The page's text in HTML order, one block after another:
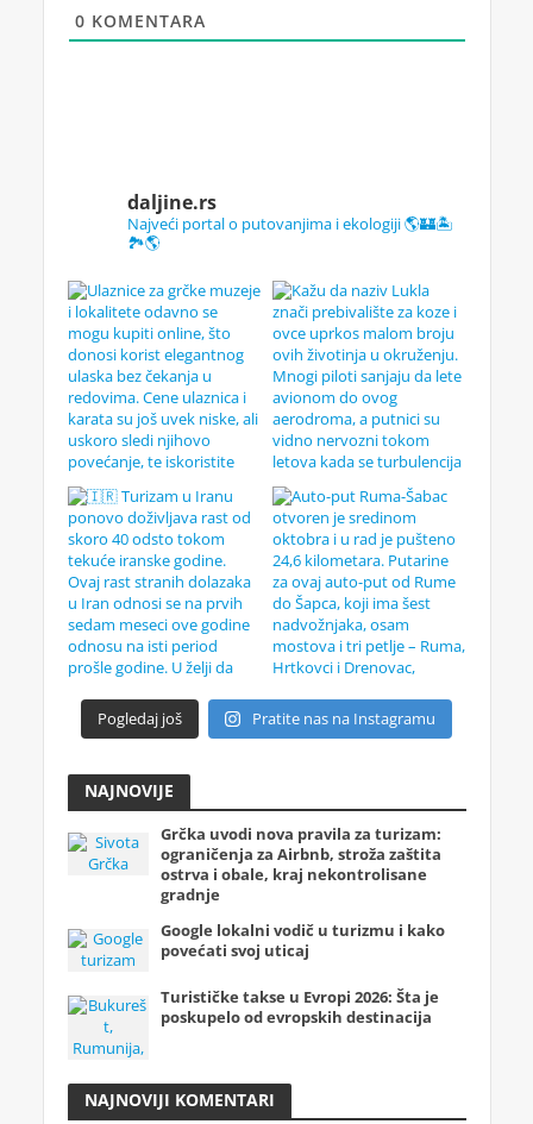
0 KOMENTARA
daljine.rs
Najveći portal o putovanjima i ekologiji 🌎🏰🏝️
🏞️🌎
Pogledaj još Pratite nas na Instagramu
NAJNOVIJE
Grčka uvodi nova pravila za turizam:
ograničenja za Airbnb, stroža zaštita
ostrva i obale, kraj nekontrolisane
gradnje
Google lokalni vodič u turizmu i kako
povećati svoj uticaj
Turističke takse u Evropi 2026: Šta je
poskupelo od evropskih destinacija
NAJNOVIJI KOMENTARI